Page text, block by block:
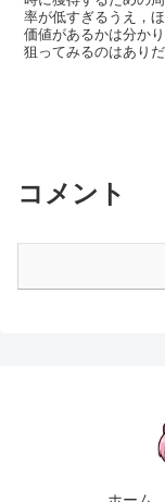
率が低すぎるうえ，
価値があるかは分か
狙ってみるのはあり
コメント